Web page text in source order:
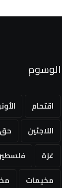
الوسوم
اقتحام
اللاجئين
غزة
مخيمات